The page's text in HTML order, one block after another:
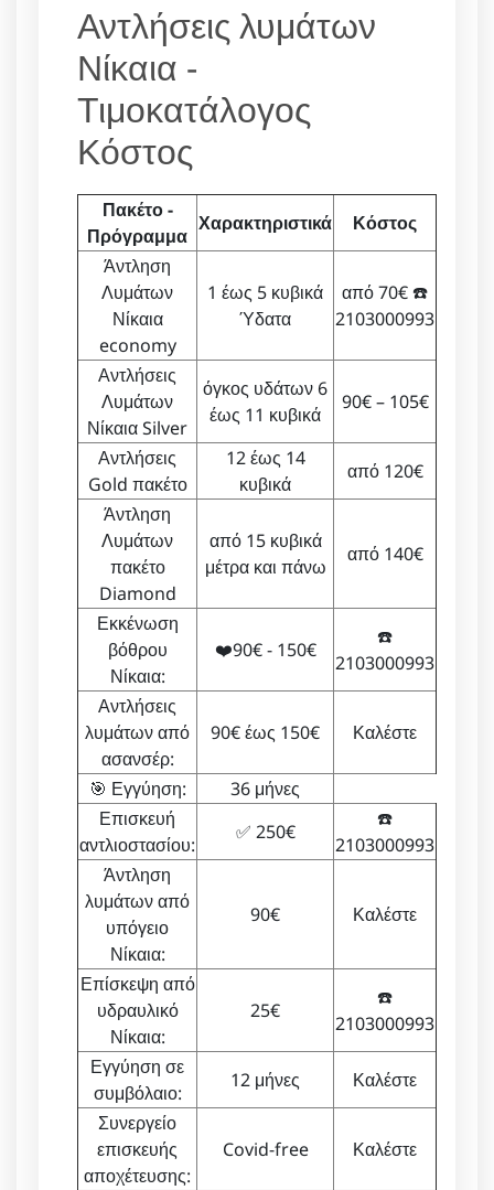
Αντλήσεις λυμάτων
Νίκαια -
Τιμοκατάλογος
Κόστος
Πακέτο -
Πρόγραμμα
Χαρακτηριστικά
Κόστος
Άντληση
Λυμάτων
Νίκαια
economy
1 έως 5 κυβικά
Ύδατα
από 70€ ☎️
2103000993
Αντλήσεις
Λυμάτων
Νίκαια Silver
όγκος υδάτων 6
έως 11 κυβικά
90€ – 105€
Αντλήσεις
Gold πακέτο
12 έως 14
κυβικά
από 120€
Άντληση
Λυμάτων
πακέτο
Diamond
από 15 κυβικά
μέτρα και πάνω
από 140€
Εκκένωση
βόθρου
Νίκαια:
❤️90€ - 150€
☎️
2103000993
Αντλήσεις
λυμάτων από
ασανσέρ:
90€ έως 150€ Καλέστε
🎯 Εγγύηση:
36 μήνες
Επισκευή
αντλιοστασίου:
✅ 250€
☎️
2103000993
Άντληση
λυμάτων από
υπόγειο
Νίκαια:
90€ Καλέστε
Επίσκεψη από
υδραυλικό
Νίκαια:
25€
☎️
2103000993
Εγγύηση σε
συμβόλαιο:
12 μήνες
Καλέστε
Συνεργείο
επισκευής
αποχέτευσης:
Covid-free Καλέστε